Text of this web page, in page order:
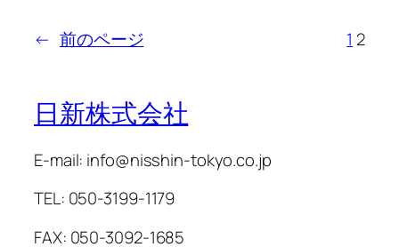
← 前のページ 1 2
日新株式会社
E-mail: info@nisshin-tokyo.co.jp
TEL: 050-3199-1179
FAX: 050-3092-1685